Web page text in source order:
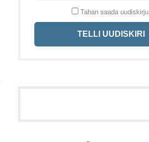
Tahan saada uudiskirju.
TELLI UUDISKIRI